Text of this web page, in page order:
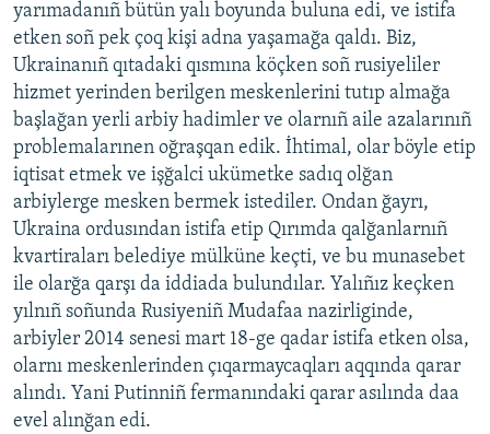
yarımadanıñ bütün yalı boyunda buluna edi, ve istifa
etken soñ pek çoq kişi adna yaşamağa qaldı. Biz,
Ukrainanıñ qıtadaki qısmına köçken soñ rusiyeliler
hizmet yerinden berilgen meskenlerini tutıp almağa
başlağan yerli arbiy hadimler ve olarnıñ aile azalarınıñ
problemalarınen oğraşqan edik. İhtimal, olar böyle etip
iqtisat etmek ve işğalci ukümetke sadıq olğan
arbiylerge mesken bermek istediler. Ondan ğayrı,
Ukraina ordusından istifa etip Qırımda qalğanlarnıñ
kvartiraları belediye mülküne keçti, ve bu munasebet
ile olarğa qarşı da iddiada bulundılar. Yalıñız keçken
yılnıñ soñunda Rusiyeniñ Mudafaa nazirliginde,
arbiyler 2014 senesi mart 18-ge qadar istifa etken olsa,
olarnı meskenlerinden çıqarmaycaqları aqqında qarar
alındı. Yani Putinniñ fermanındaki qarar asılında daa
evel alınğan edi.